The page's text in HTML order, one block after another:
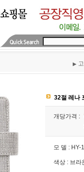
▶
32절 레나
개당가격 :
모 델 : HY-
색상 : 브라